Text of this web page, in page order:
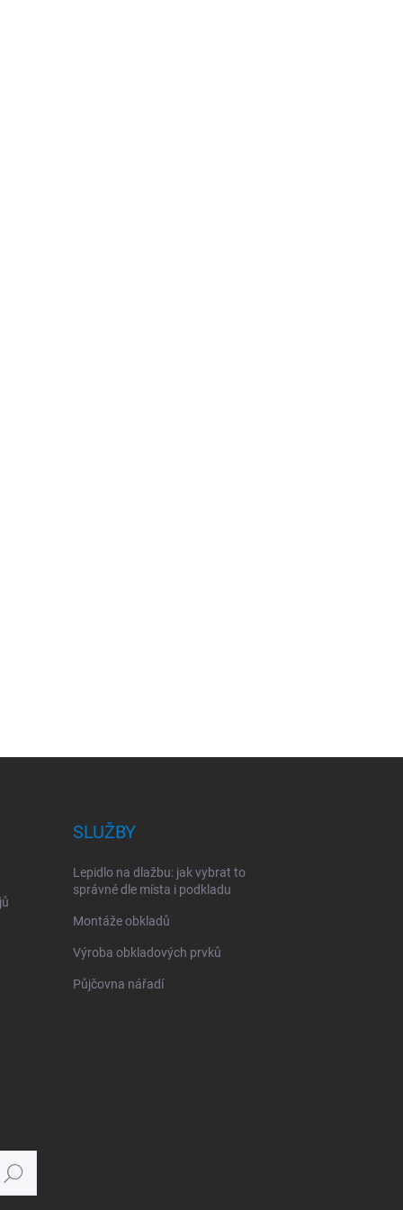
SLUŽBY
Lepidlo na dlažbu: jak vybrat to
správné dle místa i podkladu
Montáže obkladů
Výroba obkladových prvků
Půjčovna nářadí